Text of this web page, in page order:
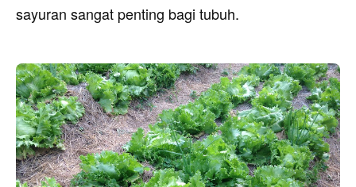
sayuran sangat penting bagi tubuh.